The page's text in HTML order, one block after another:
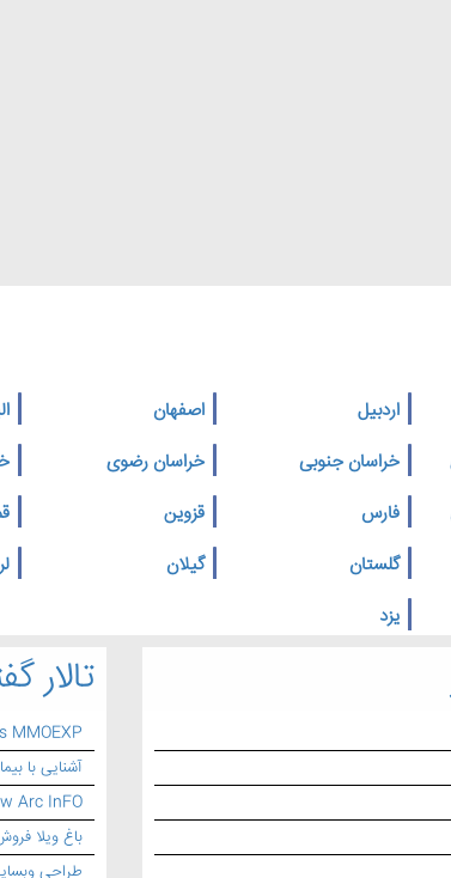
اردبیل اصفهان
خراسان جنوبی خراسان رضوی
فارس قزوین
گلستان گیلان
یزد
تالار
MMOEXP
آشنایی با
Arc InFO
باغ ویلا
طراحی